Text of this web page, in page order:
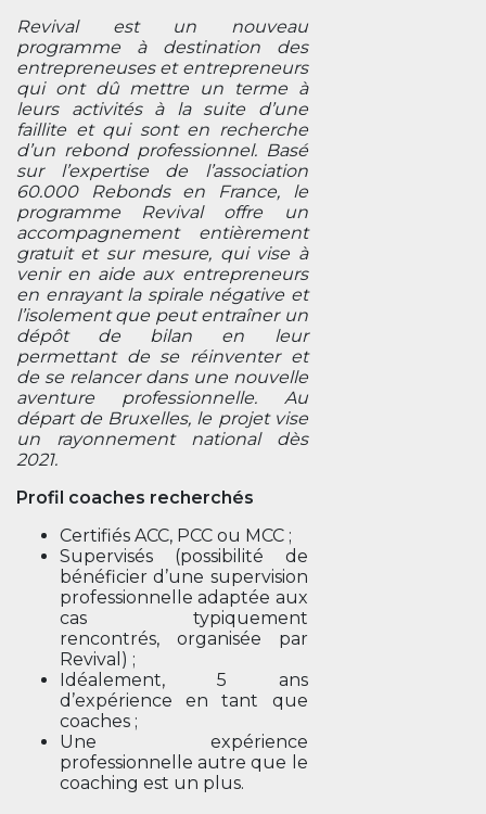
Revival est un nouveau
programme à destination des
entrepreneuses et entrepreneurs
qui ont dû mettre un terme à
leurs activités à la suite d’une
faillite et qui sont en recherche
d’un rebond professionnel. Basé
sur l’expertise de l’association
60.000 Rebonds en France, le
programme Revival offre un
accompagnement entièrement
gratuit et sur mesure, qui vise à
venir en aide aux entrepreneurs
en enrayant la spirale négative et
l’isolement que peut entraîner un
dépôt de bilan en leur
permettant de se réinventer et
de se relancer dans une nouvelle
aventure professionnelle. Au
départ de Bruxelles, le projet vise
un rayonnement national dès
2021.
Profil coaches recherchés
Certifiés ACC, PCC ou MCC ;
Supervisés (possibilité de
bénéficier d’une supervision
professionnelle adaptée aux
cas typiquement
rencontrés, organisée par
Revival) ;
Idéalement, 5 ans
d’expérience en tant que
coaches ;
Une expérience
professionnelle autre que le
coaching est un plus.